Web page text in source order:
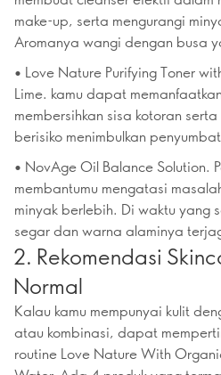
make-up, serta mengurangi
Aromanya wangi dengan busa
• Love Nature Purifying Toner
Lime. kamu dapat
membersihkan sisa kotoran
berisiko menimbulkan
• NovAge Oil Balance Solution.
membantumu mengatasi
minyak berlebih. Di waktu yang
segar dan warna alaminya
2. Rekomendasi
Normal
Kalau kamu mempunyai kulit
atau kombinasi, dapat
routine Love Nature With